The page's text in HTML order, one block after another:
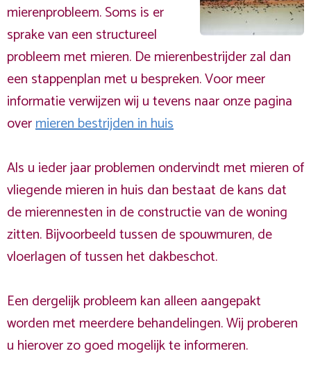
mierenprobleem. Soms is er
sprake van een structureel
probleem met mieren. De mierenbestrijder zal dan
een stappenplan met u bespreken. Voor meer
informatie verwijzen wij u tevens naar onze pagina
overmieren bestrijden in huis
Als u ieder jaar problemen ondervindt met mieren of
vliegende mieren in huis dan bestaat de kans dat
de mierennesten in de constructie van de woning
zitten. Bijvoorbeeld tussen de spouwmuren, de
vloerlagen of tussen het dakbeschot.
Een dergelijk probleem kan alleen aangepakt
worden met meerdere behandelingen. Wij proberen
u hierover zo goed mogelijk te informeren.